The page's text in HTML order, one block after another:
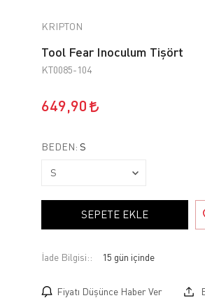
KRIPTON
Tool Fear Inoculum Tişört
KT0085-104
649,90
BEDEN: S
SEPETE EKLE
İade Bilgisi:
Fiyatı Düşünce Haber Ver